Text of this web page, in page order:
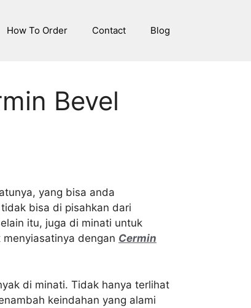
How To Order Contact Blog
Bevel
yang bisa anda
bisa di pisahkan dari
itu, juga di minati untuk
dengan Cermin
di minati. Tidak hanya terlihat
keindahan yang alami